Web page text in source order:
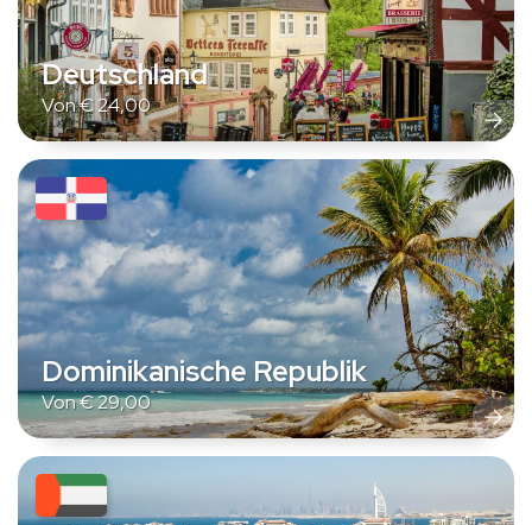
Deutschland
Von€24,00
Dominikanische Republik
Von€29,00